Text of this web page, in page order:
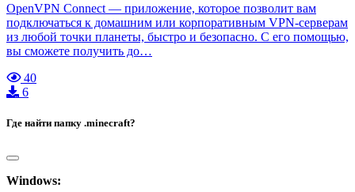
OpenVPN Connect — приложение, которое позволит вам
подключаться к домашним или корпоративным VPN-серверам
из любой точки планеты, быстро и безопасно. С его помощью,
вы сможете получить до…
40
6
Где найти папку .minecraft?
Windows: